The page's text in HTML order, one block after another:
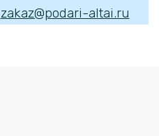
zakaz@podari-altai.ru